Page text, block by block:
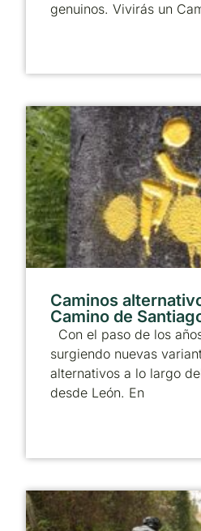
genuinos. Vivirás un
Caminos
Camino de
Con el paso de los
surgiendo nuevas
alternativos a lo largo
desde León. En